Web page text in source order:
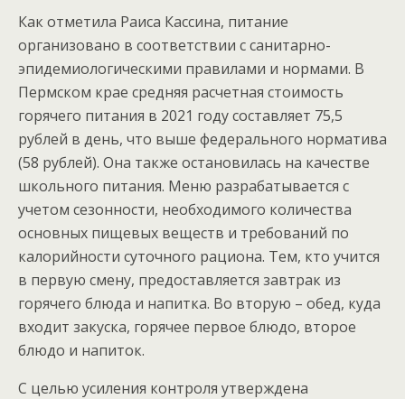
Как отметила Раиса Кассина, питание
организовано в соответствии с санитарно-
эпидемиологическими правилами и нормами. В
Пермском крае средняя расчетная стоимость
горячего питания в 2021 году составляет 75,5
рублей в день, что выше федерального норматива
(58 рублей). Она также остановилась на качестве
школьного питания. Меню разрабатывается с
учетом сезонности, необходимого количества
основных пищевых веществ и требований по
калорийности суточного рациона. Тем, кто учится
в первую смену, предоставляется завтрак из
горячего блюда и напитка. Во вторую – обед, куда
входит закуска, горячее первое блюдо, второе
блюдо и напиток.
С целью усиления контроля утверждена